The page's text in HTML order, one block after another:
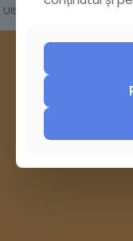
Ultima modificare la